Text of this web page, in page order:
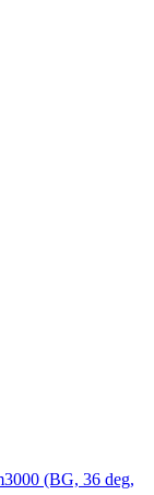
(BG, 36 deg,